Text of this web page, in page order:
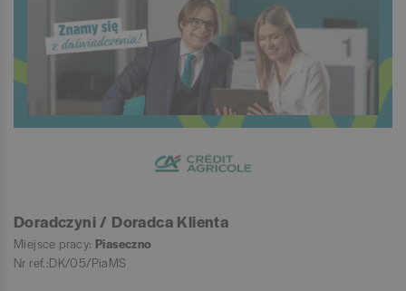
Doradczyni / Doradca Klienta
Miejsce pracy: Piaseczno
Nr ref.:DK/05/PiaMS